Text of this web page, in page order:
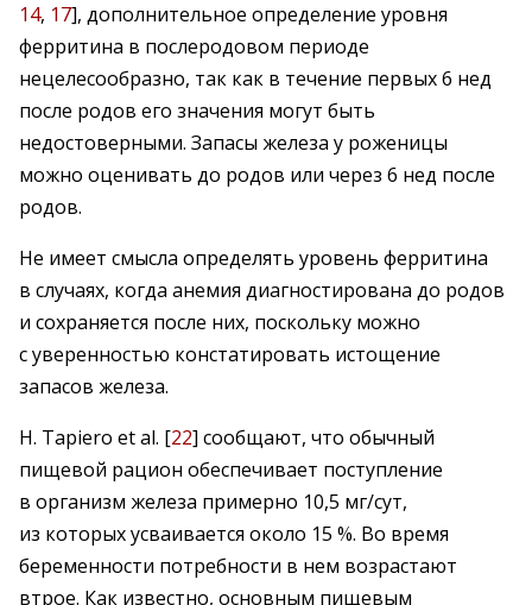
14, 17], дополнительное определение уровня
ферритина в послеродовом периоде
нецелесообразно, так как в течение первых 6 нед
после родов его значения могут быть
недостоверными. Запасы железа у роженицы
можно оценивать до родов или через 6 нед после
родов.
Не имеет смысла определять уровень ферритина
в случаях, когда анемия диагностирована до родов
и сохраняется после них, поскольку можно
с уверенностью констатировать истощение
запасов железа.
H. Tapiero et al. [22] сообщают, что обычный
пищевой рацион обеспечивает поступление
в организм железа примерно 10,5 мг/сут,
из которых ­усваивается около 15 %. Во время
беременности потребности в нем возрастают
втрое. Как известно, основным пищевым